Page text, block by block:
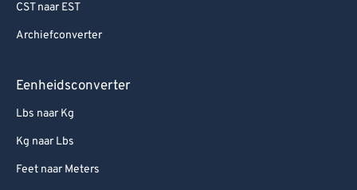
CST naar EST
Archiefconverter
Eenheidsconverter
Lbs naar Kg
Kg naar Lbs
Feet naar Meters